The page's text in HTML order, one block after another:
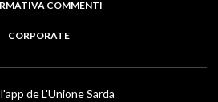
COMMENTI
CORPORATE
de L'Unione Sarda